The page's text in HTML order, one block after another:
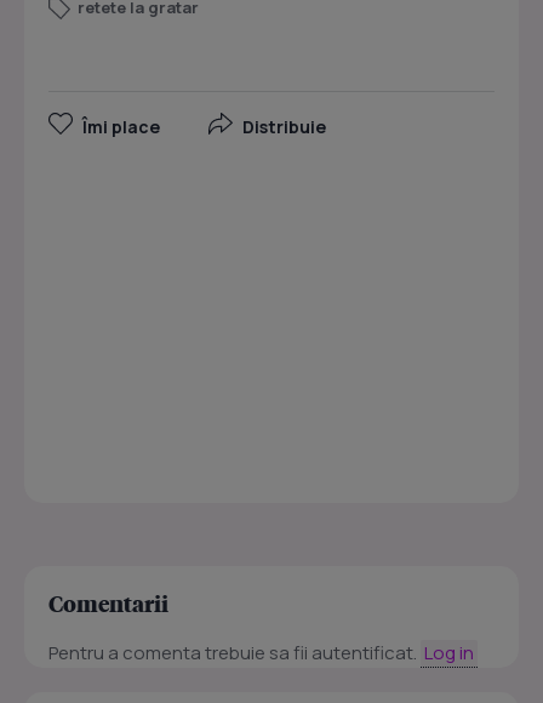
retete la gratar
Îmi place Distribuie
Comentarii
Pentru a comenta trebuie sa fii autentificat. Log in